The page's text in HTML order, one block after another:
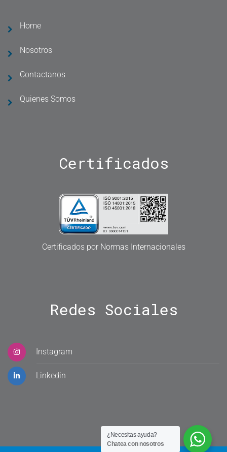
Home
Nosotros
Contactanos
Quienes Somos
Certificados
Certificados por Normas Internacionales
Redes Sociales
Instagram
Linkedin
¿Necesitas ayuda?
Chatea con nosotros